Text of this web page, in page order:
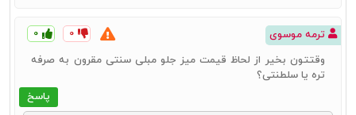
ترمه موسوی ۰ ۰
پاسخ
وقتتون بخیر از لحاظ قیمت میز جلو مبلی سنتی مقرون به صرفه
تره یا سلطنتی؟